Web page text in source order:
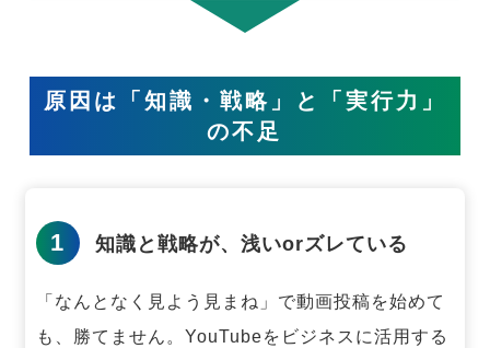
原因は「知識・戦略」と「実行力」
の不足
1 知識と戦略が、浅いorズレている
「なんとなく見よう見まね」で動画投稿を始めて
も、勝てません。 YouTubeをビジネスに活用する